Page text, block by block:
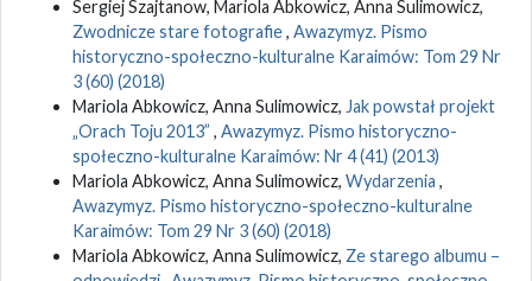
Sergiej Szajtanow, Mariola Abkowicz, Anna Sulimowicz,
Zwodnicze stare fotografie, Awazymyz. Pismo
historyczno-społeczno-kulturalne Karaimów: Tom 29 Nr
3 (60) (2018)
Mariola Abkowicz, Anna Sulimowicz, Jak powstał projekt
„Orach Toju 2013” , Awazymyz. Pismo historyczno-
społeczno-kulturalne Karaimów: Nr 4 (41) (2013)
Mariola Abkowicz, Anna Sulimowicz, Wydarzenia ,
Awazymyz. Pismo historyczno-społeczno-kulturalne
Karaimów: Tom 29 Nr 3 (60) (2018)
Mariola Abkowicz, Anna Sulimowicz, Ze starego albumu –